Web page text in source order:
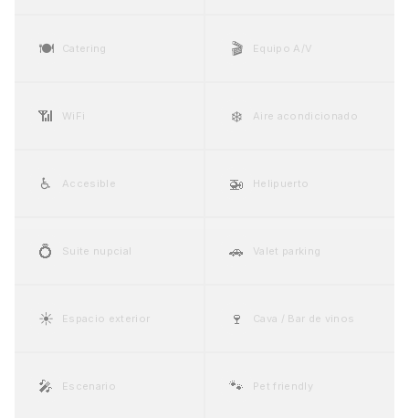
🍽️ Catering 🎬 Equipo A/V
📶 WiFi ❄️ Aire acondicionado
♿ Accesible 🚁 Helipuerto
💍 Suite nupcial 🚗 Valet parking
☀️ Espacio exterior 🍷 Cava / Bar de vinos
🎤 Escenario 🐾 Pet friendly